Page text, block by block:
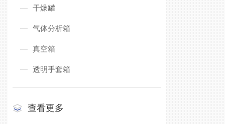
干燥罐
气体分析箱
真空箱
透明手套箱
查看更多